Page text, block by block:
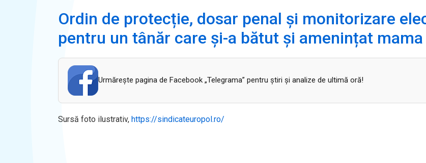
Ordin de protecție, dosar penal și monitorizare
pentru un tânăr care și-a bătut și amenințat mama
Urmăreşte pagina de Facebook „Telegrama” pentru ştiri şi analize de ultimă oră!
Sursă foto ilustrativ, https://sindicateuropol.ro/